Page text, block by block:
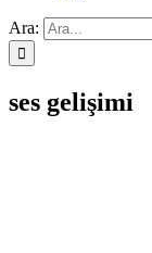
Ara:
ses gelişimi